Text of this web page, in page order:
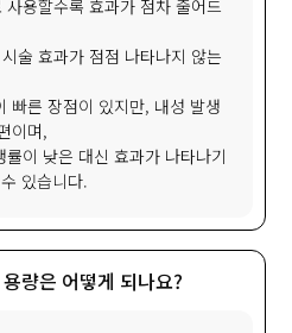
용할수록 효과가 점차 줄어드
술 효과가 점점 나타나지 않는
빠른 장점이 있지만, 내성 발생
이며,
이 낮은 대신 효과가 나타나기
있습니다.
량은 어떻게 되나요?